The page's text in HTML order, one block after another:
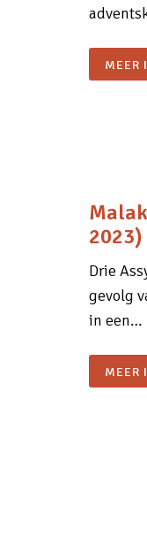
MEER
2023)
Drie
gevolg
in een…
MEER